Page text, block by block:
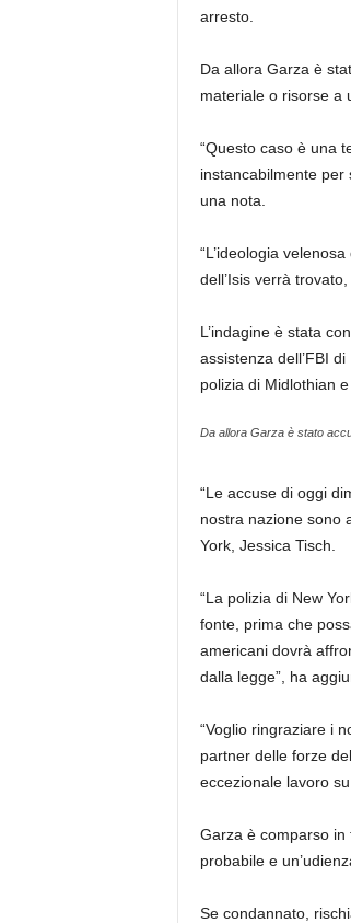
arresto.
Da allora Garza è
materiale o risorse a
“Questo caso è una
instancabilmente per
una nota.
“L’ideologia
dell’Isis verrà
L’indagine è stata
assistenza dell’FBI
polizia di Midlothian
Da allora Garza è stato
“Le accuse di oggi
nostra nazione sono
York, Jessica Tisch.
“La polizia di New
fonte, prima che
americani dovrà
dalla legge”, ha
“Voglio ringraziare i
partner delle forze
eccezionale lavoro
Garza è comparso
probabile e
Se condannato,